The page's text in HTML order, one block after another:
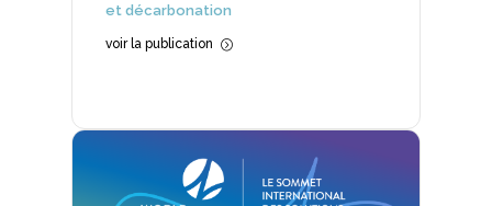
et décarbonation
voir la publication =